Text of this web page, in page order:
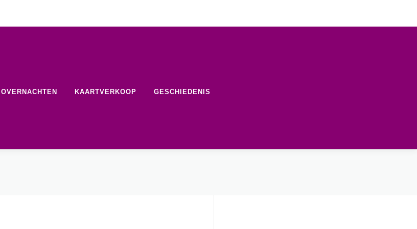
OVERNACHTEN KAARTVERKOOP GESCHIEDENIS